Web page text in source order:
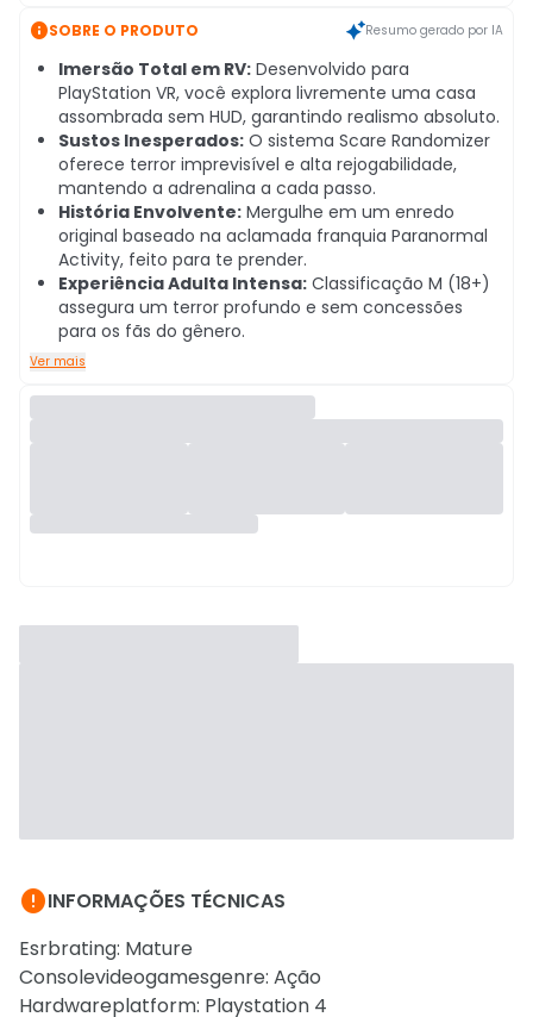
SOBRE O PRODUTO Resumo gerado por IA
Imersão Total em RV: Desenvolvido para
PlayStation VR, você explora livremente uma casa
assombrada sem HUD, garantindo realismo absoluto.
Sustos Inesperados: O sistema Scare Randomizer
oferece terror imprevisível e alta rejogabilidade,
mantendo a adrenalina a cada passo.
História Envolvente: Mergulhe em um enredo
original baseado na aclamada franquia Paranormal
Activity, feito para te prender.
Experiência Adulta Intensa: Classificação M (18+)
assegura um terror profundo e sem concessões
para os fãs do gênero.
Ver mais
INFORMAÇÕES TÉCNICAS
Esrbrating: Mature
Consolevideogamesgenre: Ação
Hardwareplatform: Playstation 4